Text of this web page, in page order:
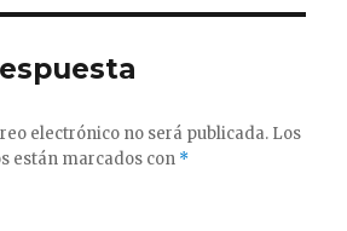
electrónico no será publicada. Los
están marcados con *